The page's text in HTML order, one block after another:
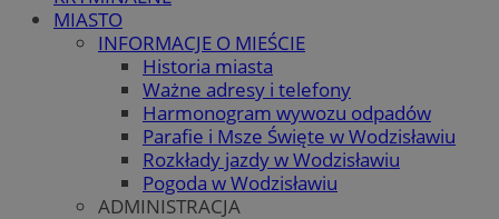
MIASTO
INFORMACJE O MIEŚCIE
Historia miasta
Ważne adresy i telefony
Harmonogram wywozu odpadów
Parafie i Msze Święte w Wodzisławiu
Rozkłady jazdy w Wodzisławiu
Pogoda w Wodzisławiu
ADMINISTRACJA